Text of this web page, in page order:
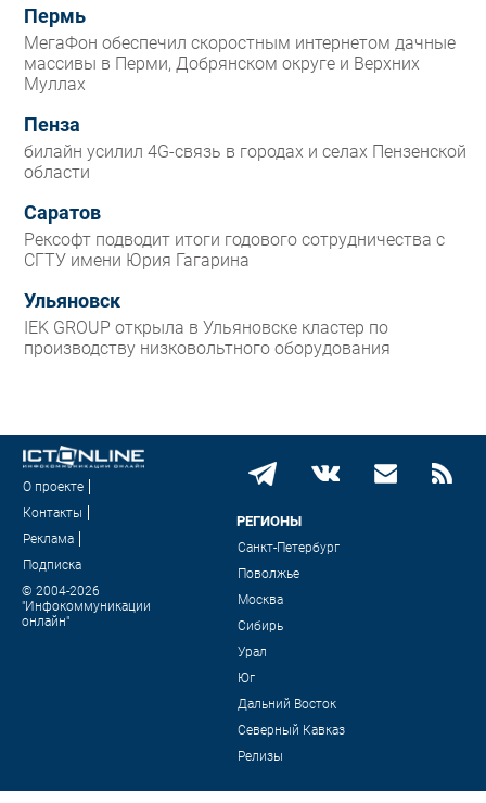
Пермь
МегаФон обеспечил скоростным интернетом дачные
массивы в Перми, Добрянском округе и Верхних
Муллах
Пенза
билайн усилил 4G-связь в городах и селах Пензенской
области
Саратов
Рексофт подводит итоги годового сотрудничества с
СГТУ имени Юрия Гагарина
Ульяновск
IEK GROUP открыла в Ульяновске кластер по
производству низковольтного оборудования
О проекте
Контакты
Реклама
Подписка
© 2004-2026
"Инфокоммуникации
онлайн"
РЕГИОНЫ
Санкт-Петербург
Поволжье
Москва
Сибирь
Урал
Юг
Дальний Восток
Северный Кавказ
Релизы